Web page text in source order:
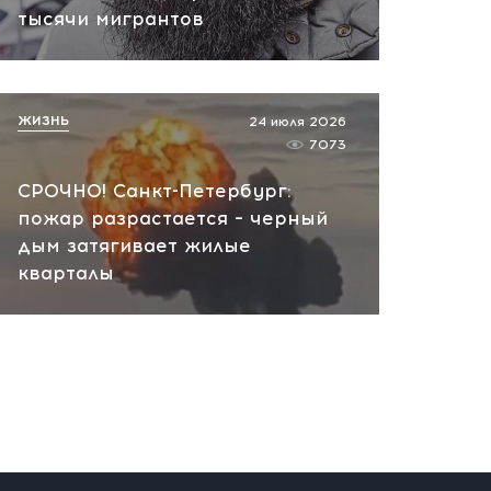
НАТО планирует и
заявление хакеров
вчера, 10:07
тысячи мигрантов
СРОЧНО! Санкт-Петербург:
пожар разрастается – черный
дым затягивает жилые
кварталы
24 июля 2026
7073
ЖИЗНЬ